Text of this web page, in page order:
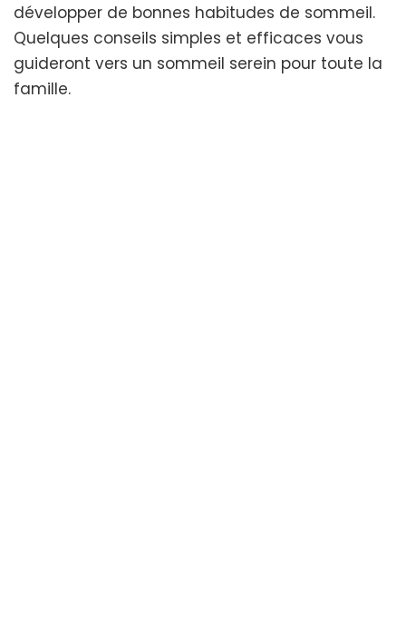
développer de bonnes habitudes de sommeil.
Quelques conseils simples et efficaces vous
guideront vers un sommeil serein pour toute la
famille.